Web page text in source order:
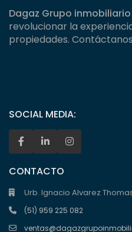
Dagaz Grupo inmobiliario
revolucionar la
propiedades.
SOCIAL MEDIA:
CONTACTO
Urb. Ignacio Alvarez
(51) 959 225 082